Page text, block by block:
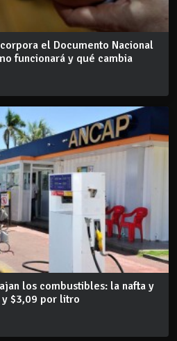
el Documento Nacional
funcionará y qué cambia
los combustibles: la nafta y
$3,09 por litro